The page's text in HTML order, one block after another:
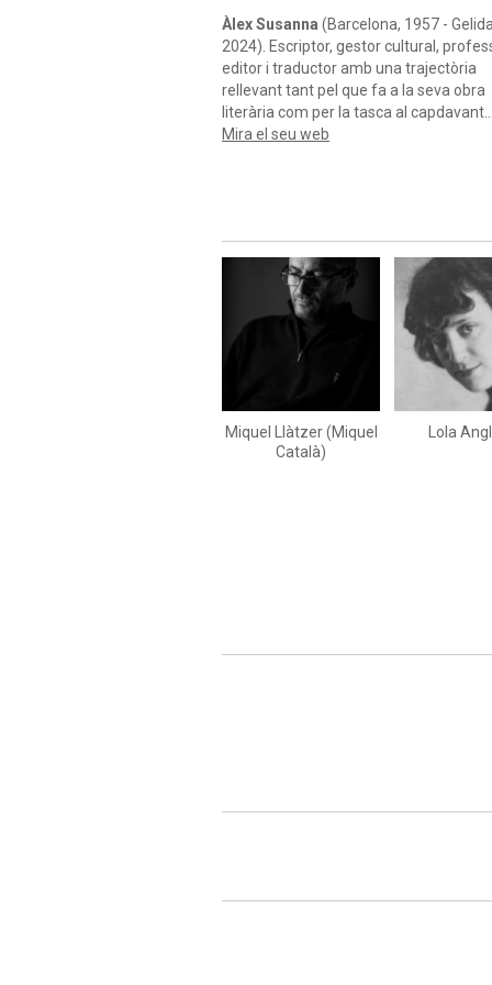
Angles morts(2007) oFiltracions
També destaca per la seva obra
amb títols comQuadern venecià(1989),
Paisatge amb figures (2019) iLa dansa
dies(2024). A més a més, Susanna
de l’anglès i del francès autors com T. S.
Fundació La Caixa (2004-2009), l’Institut
Ramon Llull (2013-2014) i l’Agència
de Patrimoni Cultural (2016-2017).Els
llibres han estat traduïts a l’anglès, al
castellà, al francès, a l’hebreu i al
han estat reconeguts amb diversos
d’Escriptors en Llengua Catalana
(AELC). Pàgina elaborada per Sara
Miquel Llàtzer (Miquel
Lola